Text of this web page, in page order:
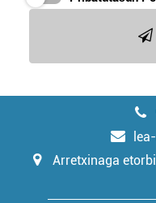
Arretxinaga